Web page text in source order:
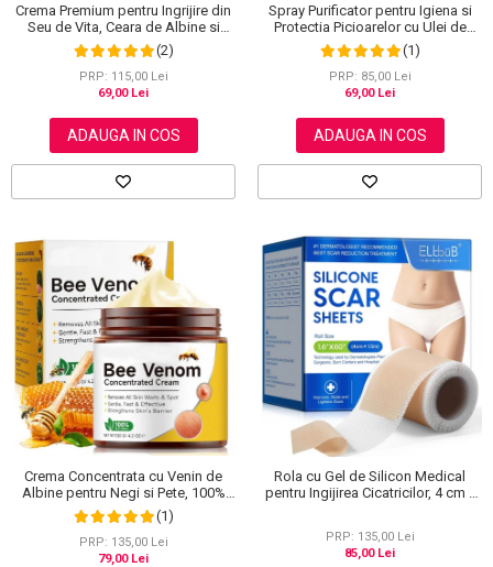
Crema Premium pentru Ingrijire din
Seu de Vita, Ceara de Albine si
Miere, 100% Naturala, NOVA
KISS®, 120 g
(2)
PRP: 115,00 Lei
69,00 Lei
ADAUGA IN COS
Spray Purificator pentru Igiena si
Protectia Picioarelor cu Ulei de
Arbore de Ceai, 120 ml
(1)
PRP: 85,00 Lei
69,00 Lei
ADAUGA IN COS
Crema Concentrata cu Venin de
Albine pentru Negi si Pete, 100%
Naturala, 120 g
(1)
PRP: 135,00 Lei
79,00 Lei
Rola cu Gel de Silicon Medical
pentru Ingijirea Cicatricilor, 4 cm x
PRP: 135,00 Lei
85,00 Lei